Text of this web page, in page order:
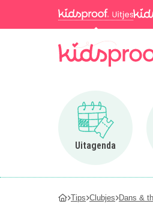
Uitagenda
Ga naar
Tips Clubjes Dans &